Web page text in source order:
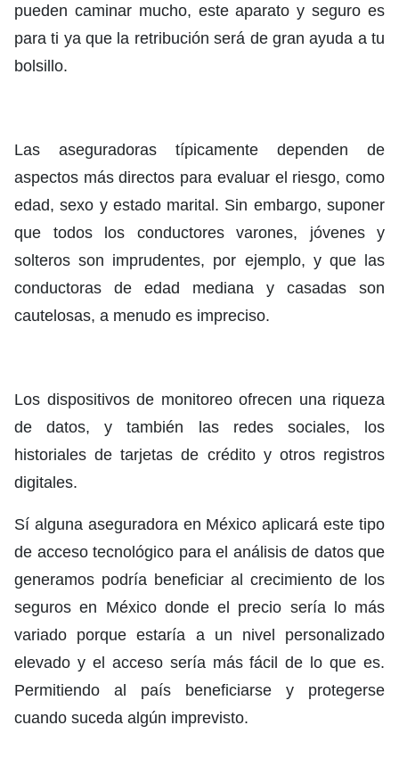
pueden caminar mucho, este aparato y seguro es
para ti ya que la retribución será de gran ayuda a tu
bolsillo.
Las aseguradoras típicamente dependen de
aspectos más directos para evaluar el riesgo, como
edad, sexo y estado marital. Sin embargo, suponer
que todos los conductores varones, jóvenes y
solteros son imprudentes, por ejemplo, y que las
conductoras de edad mediana y casadas son
cautelosas, a menudo es impreciso.
Los dispositivos de monitoreo ofrecen una riqueza
de datos, y también las redes sociales, los
historiales de tarjetas de crédito y otros registros
digitales.
Sí alguna aseguradora en México aplicará este tipo
de acceso tecnológico para el análisis de datos que
generamos podría beneficiar al crecimiento de los
seguros en México donde el precio sería lo más
variado porque estaría a un nivel personalizado
elevado y el acceso sería más fácil de lo que es.
Permitiendo al país beneficiarse y protegerse
cuando suceda algún imprevisto.